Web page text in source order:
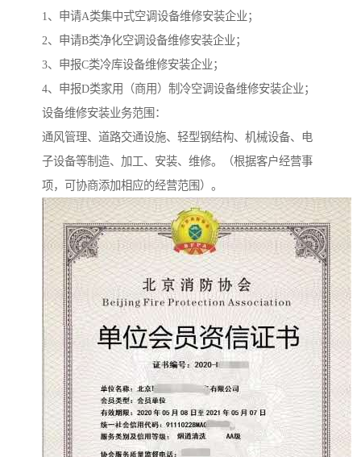
1、申请A类集中式空调设备维修安装企业；
2、申请B类净化空调设备维修安装企业；
3、申报C类冷库设备维修安装企业；
4、申报D类家用（商用）制冷空调设备维修安装企业；
设备维修安装业务范围：
通风管理、道路交通设施、轻型钢结构、机械设备、电
子设备等制造、加工、安装、维修。（根据客户经营事
项，可协商添加相应的经营范围）。